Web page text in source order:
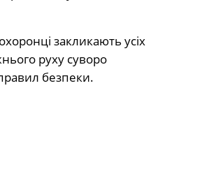
закликають усіх
руху суворо
безпеки.